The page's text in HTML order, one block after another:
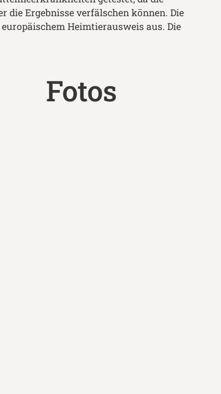
Ergebnisse verfälschen können. Die
Heimtierausweis aus. Die
Fotos